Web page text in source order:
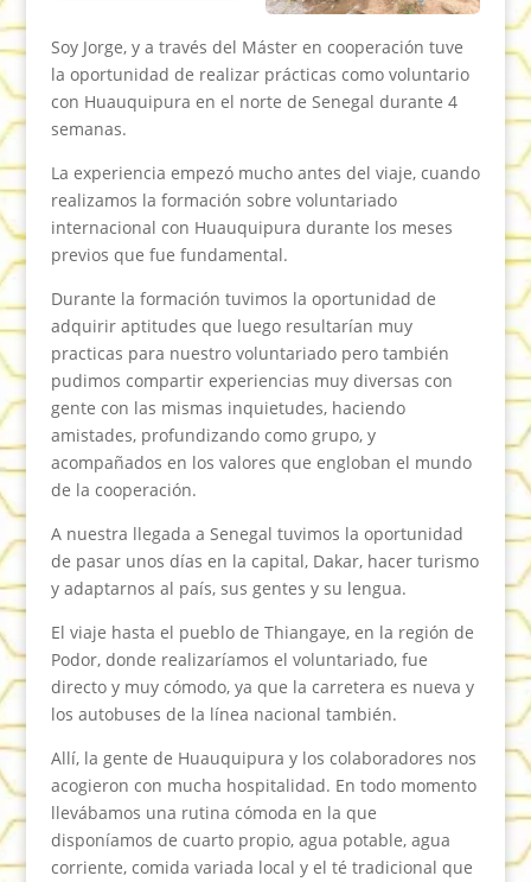
Soy Jorge, y a través del Máster en cooperación tuve
la oportunidad de realizar prácticas como voluntario
con Huauquipura en el norte de Senegal durante 4
semanas.
La experiencia empezó mucho antes del viaje, cuando
realizamos la formación sobre voluntariado
internacional con Huauquipura durante los meses
previos que fue fundamental.
Durante la formación tuvimos la oportunidad de
adquirir aptitudes que luego resultarían muy
practicas para nuestro voluntariado pero también
pudimos compartir experiencias muy diversas con
gente con las mismas inquietudes, haciendo
amistades, profundizando como grupo, y
acompañados en los valores que engloban el mundo
de la cooperación.
A nuestra llegada a Senegal tuvimos la oportunidad
de pasar unos días en la capital, Dakar, hacer turismo
y adaptarnos al país, sus gentes y su lengua.
El viaje hasta el pueblo de Thiangaye, en la región de
Podor, donde realizaríamos el voluntariado, fue
directo y muy cómodo, ya que la carretera es nueva y
los autobuses de la línea nacional también.
Allí, la gente de Huauquipura y los colaboradores nos
acogieron con mucha hospitalidad. En todo momento
llevábamos una rutina cómoda en la que
disponíamos de cuarto propio, agua potable, agua
corriente, comida variada local y el té tradicional que